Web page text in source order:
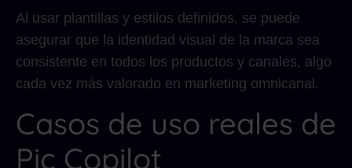
Al usar plantillas y estilos definidos, se puede
asegurar que la identidad visual de la marca sea
consistente en todos los productos y canales, algo
cada vez más valorado en marketing omnicanal.
Casos de uso reales de
Pic Copilot